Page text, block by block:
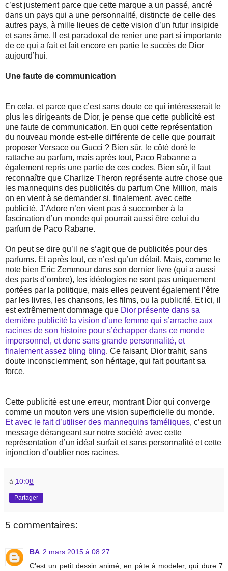
c’est justement parce que cette marque a un passé, ancré
dans un pays qui a une personnalité, distincte de celle des
autres pays, à mille lieues de cette vision d’un futur insipide
et sans âme. Il est paradoxal de renier une part si importante
de ce qui a fait et fait encore en partie le succès de Dior
aujourd’hui.
Une faute de communication
En cela, et parce que c’est sans doute ce qui intéresserait le
plus les dirigeants de Dior, je pense que cette publicité est
une faute de communication. En quoi cette représentation
du nouveau monde est-elle différente de celle que pourrait
proposer Versace ou Gucci ? Bien sûr, le côté doré le
rattache au parfum, mais après tout, Paco Rabanne a
également repris une partie de ces codes. Bien sûr, il faut
reconnaître que Charlize Theron représente autre chose que
les mannequins des publicités du parfum One Million, mais
on en vient à se demander si, finalement, avec cette
publicité, J’Adore n’en vient pas à succomber à la
fascination d’un monde qui pourrait aussi être celui du
parfum de Paco Rabane.
On peut se dire qu’il ne s’agit que de publicités pour des
parfums. Et après tout, ce n’est qu’un détail. Mais, comme le
note bien Eric Zemmour dans son dernier livre (qui a aussi
des parts d’ombre), les idéologies ne sont pas uniquement
portées par la politique, mais elles peuvent également l’être
par les livres, les chansons, les films, ou la publicité. Et ici, il
est extrêmement dommage que Dior présente dans sa
dernière publicité la vision d’une femme qui s’arrache aux
racines de son histoire pour s’échapper dans ce monde
impersonnel, et donc sans grande personnalité, et
finalement assez bling bling. Ce faisant, Dior trahit, sans
doute inconsciemment, son héritage, qui fait pourtant sa
force.
Cette publicité est une erreur, montrant Dior qui converge
comme un mouton vers une vision superficielle du monde.
Et avec le fait d’utiliser des mannequins faméliques, c’est un
message dérangeant sur notre société avec cette
représentation d’un idéal surfait et sans personnalité et cette
injonction d’oublier nos racines.
à 10:08
Partager
5 commentaires:
BA 2 mars 2015 à 08:27
C'est un petit dessin animé, en pâte à modeler, qui dure 7